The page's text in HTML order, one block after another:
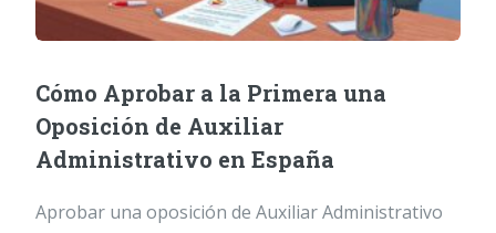
Cómo Aprobar a la Primera una
Oposición de Auxiliar
Administrativo en España
Aprobar una oposición de Auxiliar Administrativo